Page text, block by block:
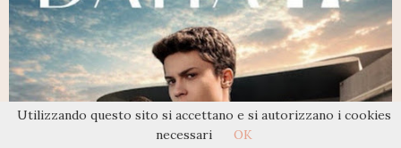
Utilizzando questo sito si accettano e si autorizzano i cookies
necessari
OK